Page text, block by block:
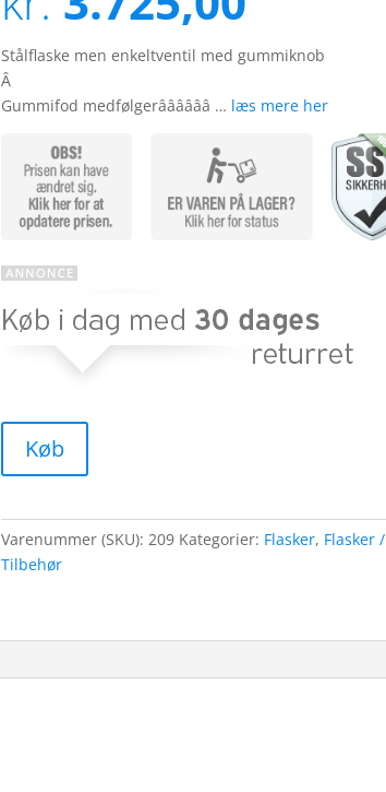
på
kundebedø
Stålflaske men enkeltventil med gummiknob
Â
Gummifod medfølgerââââââ … læs mere her
Køb
Varenummer (SKU):209 Kategorier: Flasker, Flasker /
Tilbehør